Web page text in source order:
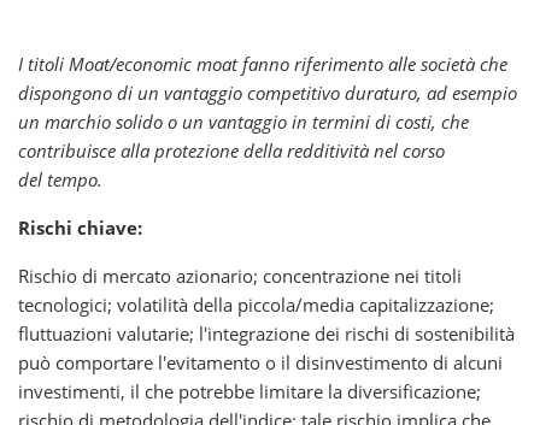
I titoli Moat/economic moat fanno riferimento alle società che
dispongono di un vantaggio competitivo duraturo, ad esempio
un marchio solido o un vantaggio in termini di costi, che
contribuisce alla protezione della redditività nel corso
del tempo.
Rischi chiave:
Rischio di mercato azionario; concentrazione nei titoli
tecnologici; volatilità della piccola/media capitalizzazione;
fluttuazioni valutarie; l'integrazione dei rischi di sostenibilità
può comportare l'evitamento o il disinvestimento di alcuni
investimenti, il che potrebbe limitare la diversificazione;
rischio di metodologia dell'indice: tale rischio implica che,